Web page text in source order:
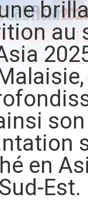
au
son
en
Sud-Est.